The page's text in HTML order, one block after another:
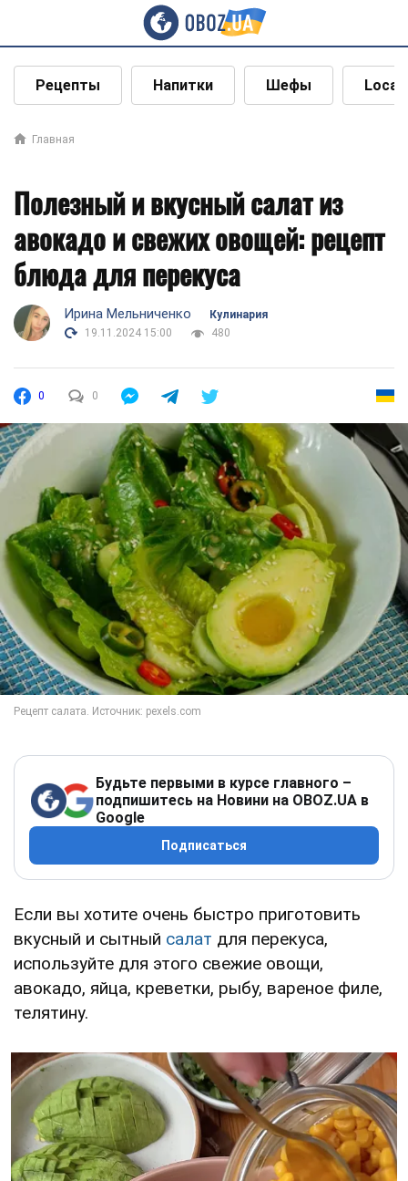
Рецепты Напитки Шефы Local
Главная
Полезный и вкусный салат из
авокадо и свежих овощей: рецепт
блюда для перекуса
Ирина Мельниченко
Кулинария
19.11.2024 15:00
480
0 0
Будьте первыми в курсе главного –
подпишитесь на Новини на OBOZ.UA в
Google
Подписаться
Если вы хотите очень быстро приготовить
вкусный и сытный салат для перекуса,
используйте для этого свежие овощи,
авокадо, яйца, креветки, рыбу, вареное филе,
телятину.